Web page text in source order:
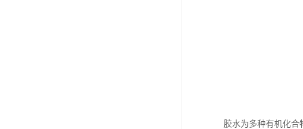
胶水为多种有机化合